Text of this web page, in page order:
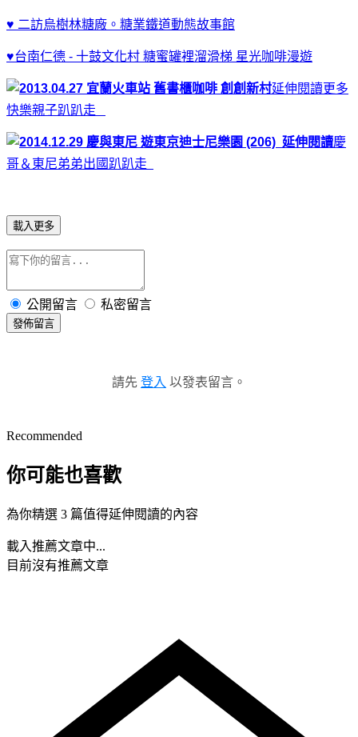
♥ 二訪烏樹林糖廠。糖業鐵道動態故事館
♥台南仁德 - 十鼓文化村 糖蜜罐裡溜滑梯 星光咖啡漫遊
延伸閱讀更多
快樂親子趴趴走
延伸閱讀慶
哥＆東尼弟弟出國趴趴走
載入更多
公開留言 私密留言
發佈留言
請先 登入 以發表留言。
Recommended
你可能也喜歡
為你精選 3 篇值得延伸閱讀的內容
載入推薦文章中...
目前沒有推薦文章